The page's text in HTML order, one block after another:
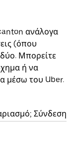
ανάλογα
(όπου
Μπορείτε
ή να
μέσω του Uber.
Σύνδεση